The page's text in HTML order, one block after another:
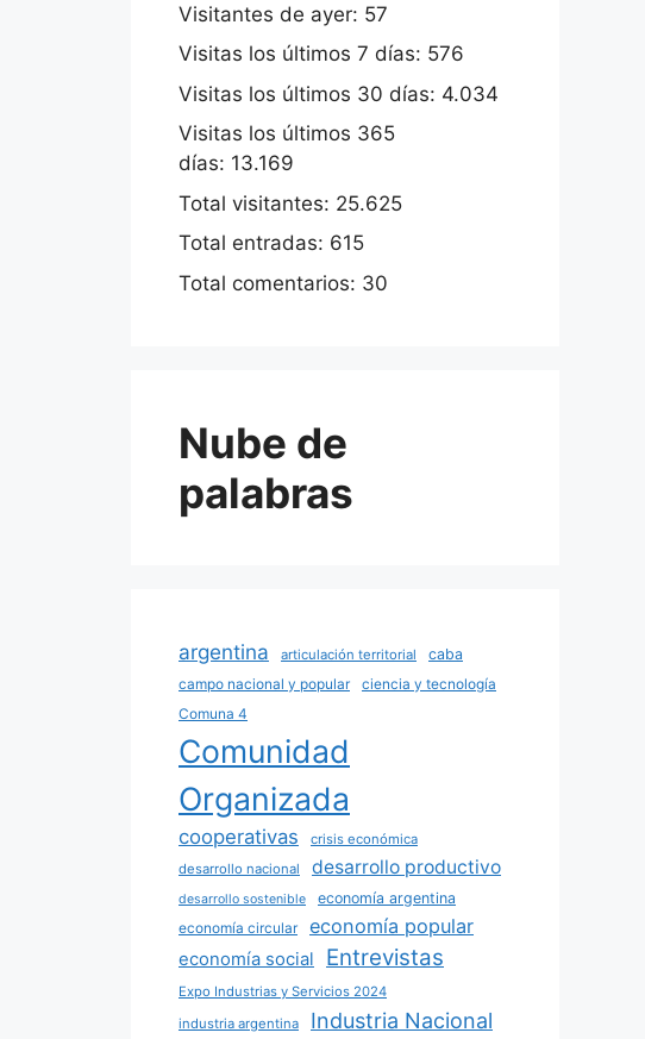
Visitantes de ayer: 57
Visitas los últimos 7 días: 576
Visitas los últimos 30 días: 4.034
Visitas los últimos 365
días: 13.169
Total visitantes: 25.625
Total entradas: 615
Total comentarios: 30
Nube de
palabras
argentina articulación territorial
caba
campo nacional y popular
ciencia y tecnología
Comuna 4
Comunidad
Organizada
cooperativas
crisis económica
desarrollo nacional
desarrollo productivo
desarrollo sostenible
economía argentina
economía circular
economía popular
economía social Entrevistas
Expo Industrias y Servicios 2024
industria argentina
Industria Nacional